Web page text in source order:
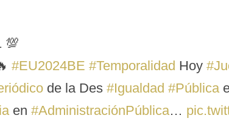
💯
#EU2024BE #Temporalidad Hoy
de la Des #Igualdad #Pública
en #AdministraciónPública…